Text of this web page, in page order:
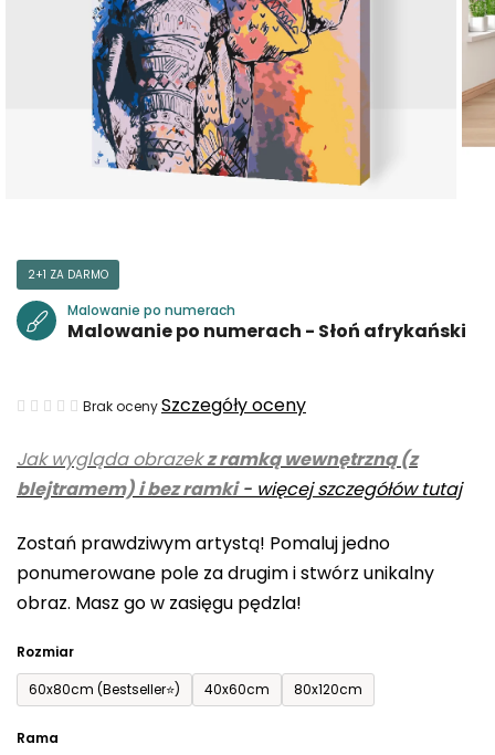
Jak wygląda obrazekz ramką wewnętrzną (z
blejtramem) i bez ramki- więcej szczegółów tutaj
Zostań prawdziwym artystą! Pomaluj jedno
ponumerowane pole za drugim i stwórz unikalny
obraz. Masz go w zasięgu pędzla!
Rozmiar
60x80cm (Bestseller⭐)
40x60cm 80x120cm
Rama
2+1 ZA DARMO
Malowanie po numerach
Malowanie po numerach - Słoń afrykański
Średnia
produktu
wynosi
na
5
gwiazdek.
Brak ocenySzczegóły oceny